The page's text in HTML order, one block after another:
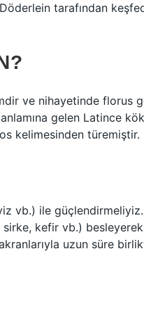
tarafından
ve nihayetinde florus
gelen Latince
kelimesinden türemiştir.
vb.) ile güçlendirmeliyiz.
kefir vb.)
uzun süre